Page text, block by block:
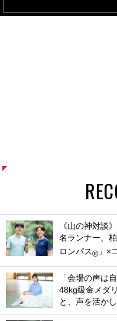
《山の神対談
名ランナー、
ロンパス® 」×
「会場の声は
48kg級金メダ
と、声を活か